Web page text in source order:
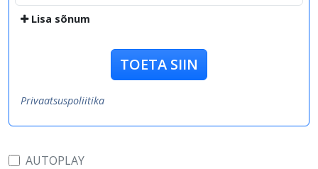
Lisa sõnum
TOETA SIIN
Privaatsuspoliitika
AUTOPLAY